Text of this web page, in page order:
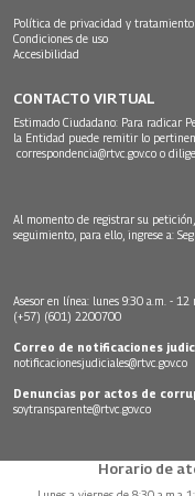
Política de privacidad y tratamiento
Condiciones de uso
Accesibilidad
CONTACTO VIRTUAL
Estimado Ciudadano: Para radicar
la Entidad puede remitir lo
correspondencia@rtvc.gov.co o
Al momento de registrar su
seguimiento, para ello, ingrese a:
Asesor en línea: lunes 9:30 a.m. - 12
(+57) (601) 2200700
Correo de notificaciones
notificacionesjudiciales@rtvc.gov.co
Denuncias por actos de
soytransparente@rtvc.gov.co
Horario de